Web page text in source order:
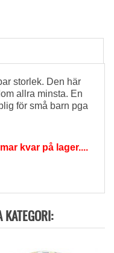
storlek. Den här
allra minsta. En
för små barn pga
kvar på lager....